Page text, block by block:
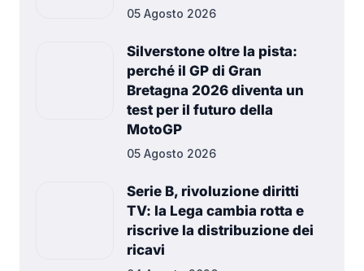
05 Agosto 2026
Silverstone oltre la pista:
perché il GP di Gran
Bretagna 2026 diventa un
test per il futuro della
MotoGP
05 Agosto 2026
Serie B, rivoluzione diritti
TV: la Lega cambia rotta e
riscrive la distribuzione dei
ricavi